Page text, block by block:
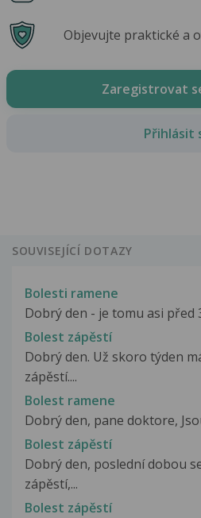
Objevujte praktické a
Zaregistrovat
Přihlásit
SOUVISEJÍCÍ DOTAZY
Bolesti ramene
Dobrý den - je tomu asi před
Bolest zápěstí
Dobrý den. Už skoro týden
zápěstí....
Bolest ramene
Dobrý den, pane doktore,
Bolest zápěstí
Dobrý den, poslední dobou
zápěstí,...
Bolest zápěstí